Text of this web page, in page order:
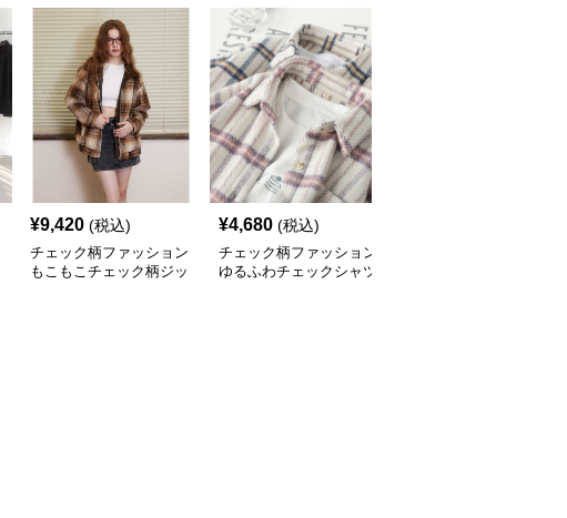
¥9,420 (税込)
チェック柄ファッション
もこもこチェック柄ジッ
¥4,680 (税込)
チェック柄ファッション
ゆるふわチェックシャツ